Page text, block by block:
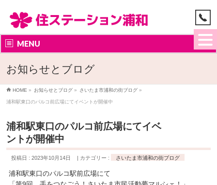
MENU
お知らせとブログ
HOME » お知らせとブログ » さいたま市浦和の街ブログ »
浦和駅東口のパルコ前広場にてイベントが開催中
浦和駅東口のパルコ前広場にてイベ
ントが開催中
投稿日 : 2023年10月14日 カテゴリー : さいたま市浦和の街ブログ
浦和駅東口のパルコ駅前広場にて